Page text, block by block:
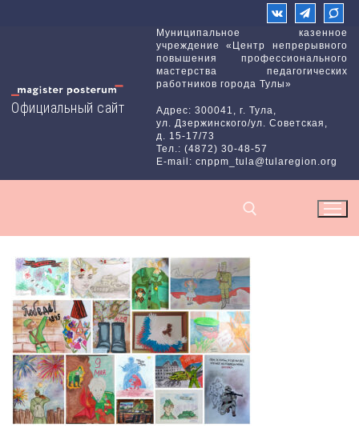
Официальный сайт
Муниципальное казенное
учреждение «Центр непрерывного
повышения профессионального
мастерства педагогических
работников города Тулы»
Адрес: 300041, г. Тула,
ул. Дзержинского/ул. Советская,
д. 15-17/73
Тел.: (4872) 30-48-57
E-mail: cnppm_tula@tularegion.org
Найти: